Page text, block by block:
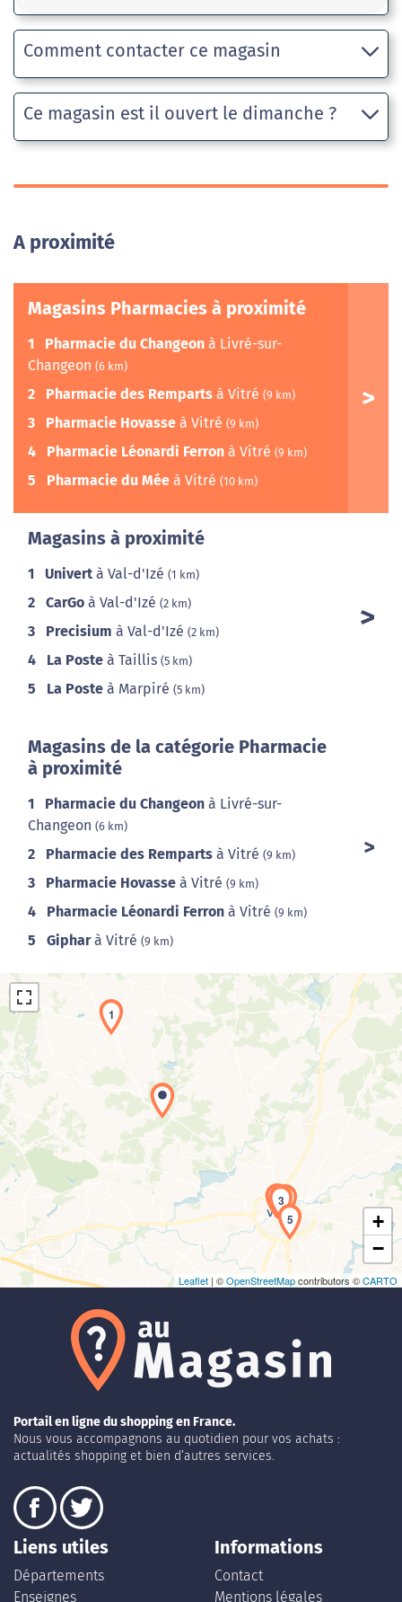
Comment contacter ce magasin
Ce magasin est il ouvert le dimanche ?
A proximité
Magasins Pharmacies à proximité
1 Pharmacie du Changeon à Livré-sur-
Changeon (6 km)
2 Pharmacie des Remparts à Vitré (9 km)
3 Pharmacie Hovasse à Vitré (9 km)
4 Pharmacie Léonardi Ferron à Vitré (9 km)
5 Pharmacie du Mée à Vitré (10 km)
Magasins à proximité
1 Univert à Val-d'Izé (1 km)
2 CarGo à Val-d'Izé (2 km)
3 Precisium à Val-d'Izé (2 km)
4 La Poste à Taillis (5 km)
5 La Poste à Marpiré (5 km)
Magasins de la catégorie Pharmacie
à proximité
1 Pharmacie du Changeon à Livré-sur-
Changeon (6 km)
2 Pharmacie des Remparts à Vitré (9 km)
3 Pharmacie Hovasse à Vitré (9 km)
4 Pharmacie Léonardi Ferron à Vitré (9 km)
5 Gipharà Vitré (9 km)
Chargement de la carte en cours...
1
2
3
4
5
+
−
Leaflet | ©OpenStreetMapcontributors ©CARTO
Portail en ligne du shopping en France.
Nous vous accompagnons au quotidien pour vos achats :
actualités shopping et bien d’autres services.
Liens utiles
Départements
Enseignes
Informations
Contact
Mentions légales